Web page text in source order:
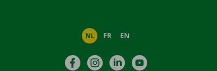
NL FR EN
FacebookInstagramLinkedIn